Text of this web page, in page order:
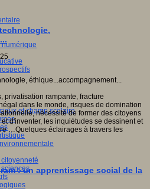
numérique
et champ scolaire
privatisation rampante, fracture
dans le monde, risques de domination
nécessité de former des citoyens
d'inventer, les inquiétudes se dessinent et
…Quelques éclairages à travers les
: un apprentissage social de la